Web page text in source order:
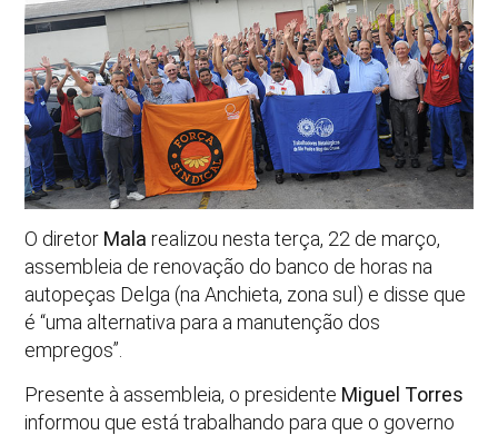
O diretor Mala realizou nesta terça, 22 de março,
assembleia de renovação do banco de horas na
autopeças Delga (na Anchieta, zona sul) e disse que
é “uma alternativa para a manutenção dos
empregos”.
Presente à assembleia, o presidente Miguel Torres
informou que está trabalhando para que o governo